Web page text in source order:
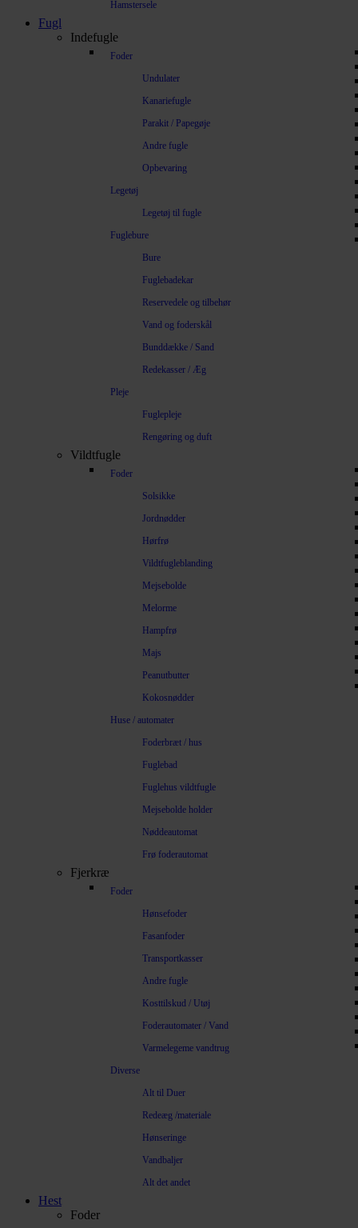
Hamstersele
Fugl
Indefugle
Foder
Undulater
Kanariefugle
Parakit / Papegøje
Andre fugle
Opbevaring
Legetøj
Legetøj til fugle
Fuglebure
Bure
Fuglebadekar
Reservedele og tilbehør
Vand og foderskål
Bunddække / Sand
Redekasser / Æg
Pleje
Fuglepleje
Rengøring og duft
Vildtfugle
Foder
Solsikke
Jordnødder
Hørfrø
Vildtfugleblanding
Mejsebolde
Melorme
Hampfrø
Majs
Peanutbutter
Kokosnødder
Huse / automater
Foderbræt / hus
Fuglebad
Fuglehus vildtfugle
Mejsebolde holder
Nøddeautomat
Frø foderautomat
Fjerkræ
Foder
Hønsefoder
Fasanfoder
Transportkasser
Andre fugle
Kosttilskud / Utøj
Foderautomater / Vand
Varmelegeme vandtrug
Diverse
Alt til Duer
Redeæg /materiale
Hønseringe
Vandbaljer
Alt det andet
Hest
Foder